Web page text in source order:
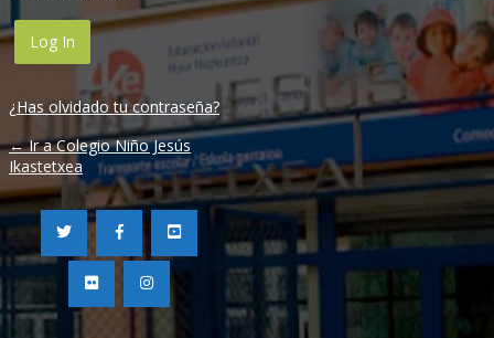
¿Has olvidado tu contraseña?
← Ir a Colegio Niño Jesús
Ikastetxea